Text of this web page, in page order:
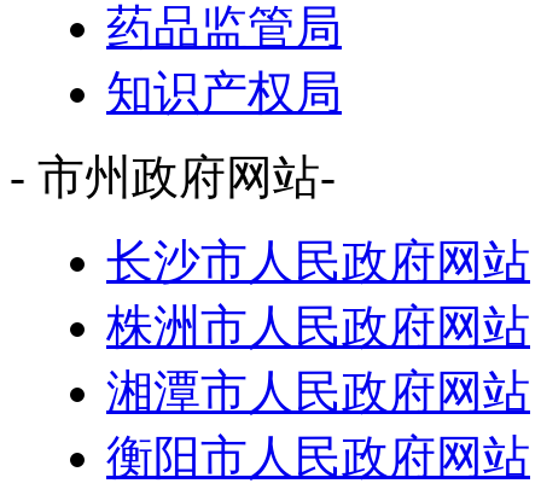
药品监管局
知识产权局
- 市州政府网站-
长沙市人民政府网站
株洲市人民政府网站
湘潭市人民政府网站
衡阳市人民政府网站